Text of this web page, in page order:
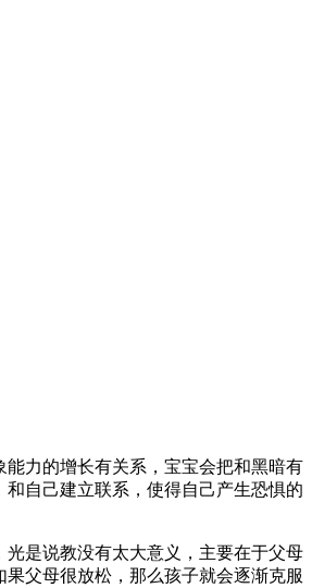
能力的增长有关系，宝宝会把和黑暗有
和自己建立联系，使得自己产生恐惧的
光是说教没有太大意义，主要在于父母
父母很放松，那么孩子就会逐渐克服